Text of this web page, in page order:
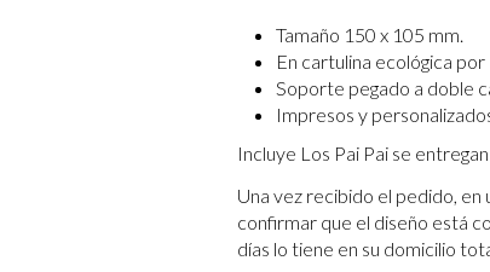
Tamaño 150 x 105 mm.
En cartulina ecológica por
Soporte pegado a doble
Impresos y
Incluye Los Pai Pai se
Una vez recibido el pedido, en
confirmar que el diseño está
días lo tiene en su domicilio